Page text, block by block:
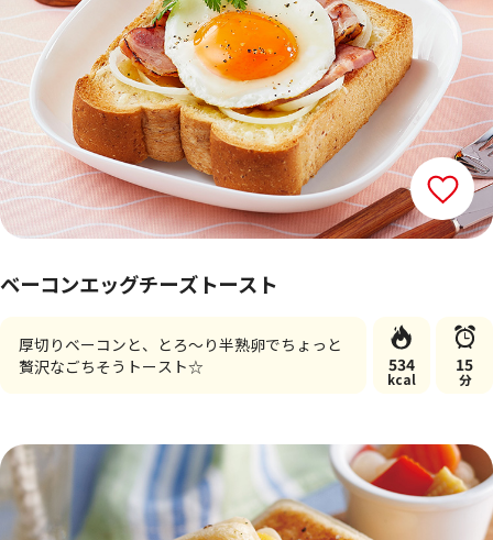
ベーコンエッグチーズトースト
厚切りベーコンと、とろ～り半熟卵でちょっと
贅沢なごちそうトースト☆
534
kcal
15
分